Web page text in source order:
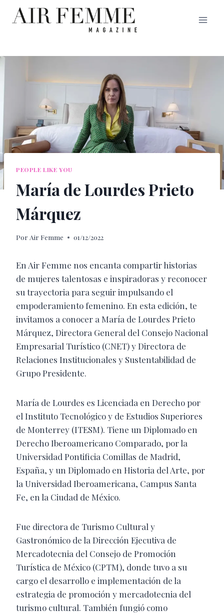
Saltar
PEOPLE LIKE YOU
María de Lourdes Prieto
Márquez
Por Air Femme 01/12/2022
En Air Femme nos encanta compartir historias
de mujeres talentosas e inspiradoras y reconocer
su trayectoria para seguir impulsando el
empoderamiento femenino. En esta edición, te
invitamos a conocer a María de Lourdes Prieto
Márquez, Directora General del Consejo Nacional
Empresarial Turístico (CNET) y Directora de
Relaciones Institucionales y Sustentabilidad de
Grupo Presidente.
María de Lourdes es Licenciada en Derecho por
el Instituto Tecnológico y de Estudios Superiores
de Monterrey (ITESM). Tiene un Diplomado en
Derecho Iberoamericano Comparado, por la
Universidad Pontificia Comillas de Madrid,
España, y un Diplomado en Historia del Arte, por
la Universidad Iberoamericana, Campus Santa
Fe, en la Ciudad de México.
Fue directora de Turismo Cultural y
Gastronómico de la Dirección Ejecutiva de
Mercadotecnia del Consejo de Promoción
Turística de México (CPTM), donde tuvo a su
cargo el desarrollo e implementación de la
estrategia de promoción y mercadotecnia del
turismo cultural. También fungió como